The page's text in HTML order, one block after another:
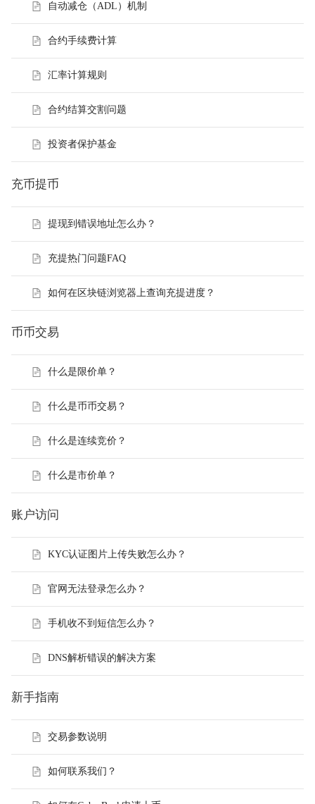
自动减仓（ADL）机制
合约手续费计算
汇率计算规则
合约结算交割问题
投资者保护基金
充币提币
提现到错误地址怎么办？
充提热门问题FAQ
如何在区块链浏览器上查询充提进度？
币币交易
什么是限价单？
什么是币币交易？
什么是连续竞价？
什么是市价单？
账户访问
KYC认证图片上传失败怎么办？
官网无法登录怎么办？
手机收不到短信怎么办？
DNS解析错误的解决方案
新手指南
交易参数说明
如何联系我们？